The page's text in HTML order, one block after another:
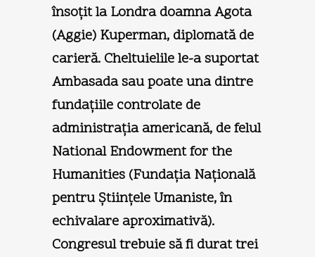
însoţit la Londra doamna Agota
(Aggie) Kuperman, diplomată de
carieră. Cheltuielile le-a suportat
Ambasada sau poate una dintre
fundaţiile controlate de
administraţia americană, de felul
National Endowment for the
Humanities (Fundaţia Naţională
pentru Ştiinţele Umaniste, în
echivalare aproximativă).
Congresul trebuie să fi durat trei